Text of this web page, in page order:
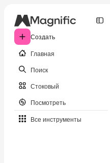
Создать
Главная
Поиск
Стоковый
Посмотреть
Все инструменты